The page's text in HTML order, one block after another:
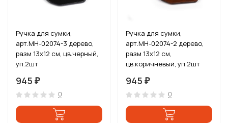
Ручка для сумки,
арт.МН-02074-3 дерево,
разм 13х12 см, цв.черный,
уп.2шт
945 ₽
0
Ручка для сумки,
арт.МН-02074-2 дерево,
разм 13х12 см,
цв.коричневый, уп.2шт
945 ₽
0